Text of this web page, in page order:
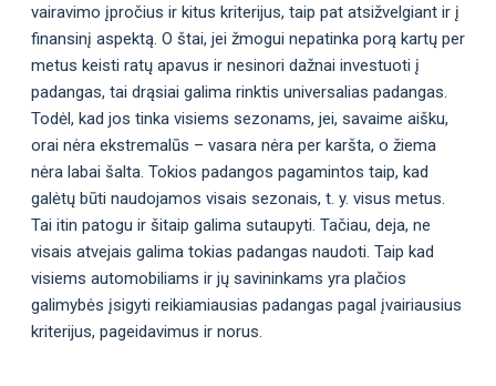
vairavimo įpročius ir kitus kriterijus, taip pat atsižvelgiant ir į
finansinį aspektą. O štai, jei žmogui nepatinka porą kartų per
metus keisti ratų apavus ir nesinori dažnai investuoti į
padangas, tai drąsiai galima rinktis universalias padangas.
Todėl, kad jos tinka visiems sezonams, jei, savaime aišku,
orai nėra ekstremalūs – vasara nėra per karšta, o žiema
nėra labai šalta. Tokios padangos pagamintos taip, kad
galėtų būti naudojamos visais sezonais, t. y. visus metus.
Tai itin patogu ir šitaip galima sutaupyti. Tačiau, deja, ne
visais atvejais galima tokias padangas naudoti. Taip kad
visiems automobiliams ir jų savininkams yra plačios
galimybės įsigyti reikiamiausias padangas pagal įvairiausius
kriterijus, pageidavimus ir norus.